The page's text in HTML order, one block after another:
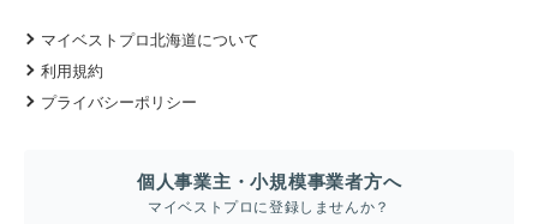
マイベストプロ北海道について
利用規約
プライバシーポリシー
個人事業主・小規模事業者方へ
マイベストプロに登録しませんか？